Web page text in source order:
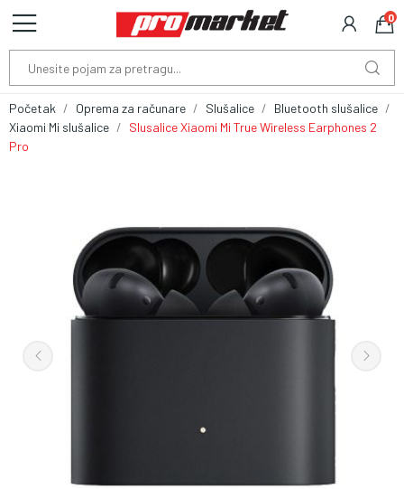
0
Početak Oprema za računare Slušalice
Bluetooth slušalice
Xiaomi Mi slušalice
Slusalice Xiaomi Mi True Wireless Earphones 2
Pro